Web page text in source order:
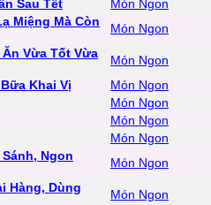
Sau Tết
Món Ngon
Miệng Mà Còn
Món Ngon
Ăn Vừa Tốt Vừa
Món Ngon
Khai Vị
Món Ngon
Món Ngon
Món Ngon
Món Ngon
Ngon
Món Ngon
Hàng, Dùng
Món Ngon